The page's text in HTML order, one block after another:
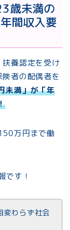
歳未満の
間収入要
養認定を受け
者の配偶者を
未満」が「年
万円まで働
です！
変わらず社会